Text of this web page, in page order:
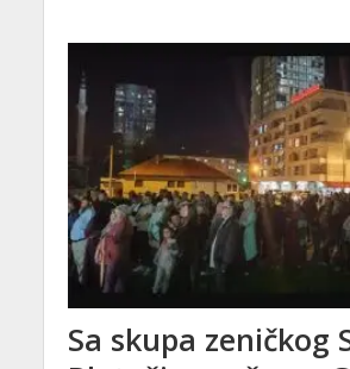
Sa skupa zeničkog